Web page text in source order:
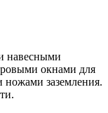
навесными
окнами для
заземления.